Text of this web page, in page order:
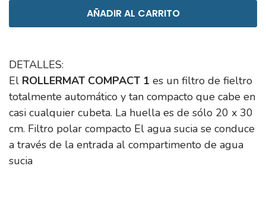
AÑADIR AL CARRITO
DETALLES:
El ROLLERMAT COMPACT 1 es un filtro de fieltro
totalmente automático y tan compacto que cabe en
casi cualquier cubeta. La huella es de sólo 20 x 30
cm. Filtro polar compacto El agua sucia se conduce
a través de la entrada al compartimento de agua
sucia